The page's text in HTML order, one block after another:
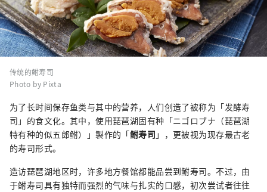
传统的鲋寿司
Photo by Pixta
为了长时间保存鱼类与其中的营养，人们创造了被称为「发酵寿
司」的食文化。其中，使用琵琶湖固有种「ニゴロブナ（琵琶湖
特有种的似五郎鲋）」製作的「鲋寿司 」，更被视为现存最古老
的寿司形式。
造访琵琶湖地区时，许多地方餐馆都能品尝到鲋寿司。不过，由
于鲋寿司具有独特而强烈的气味与扎实的口感，初次尝试者往往